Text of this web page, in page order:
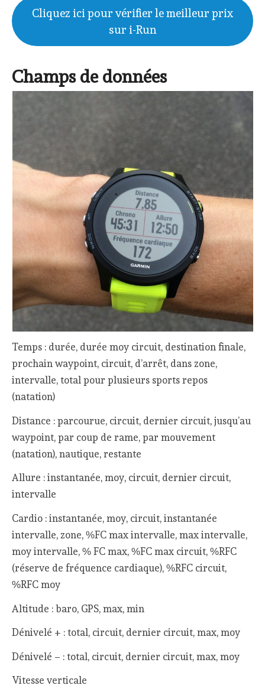
Cliquez ici pour vérifier le meilleur prix
sur i-Run
Champs de données
Temps : durée, durée moy circuit, destination finale,
prochain waypoint, circuit, d’arrêt, dans zone,
intervalle, total pour plusieurs sports repos
(natation)
Distance : parcourue, circuit, dernier circuit, jusqu’au
waypoint, par coup de rame, par mouvement
(natation), nautique, restante
Allure : instantanée, moy, circuit, dernier circuit,
intervalle
Cardio : instantanée, moy, circuit, instantanée
intervalle, zone, %FC max intervalle, max intervalle,
moy intervalle, % FC max, %FC max circuit, %RFC
(réserve de fréquence cardiaque), %RFC circuit,
%RFC moy
Altitude : baro, GPS, max, min
Dénivelé + : total, circuit, dernier circuit, max, moy
Dénivelé – : total, circuit, dernier circuit, max, moy
Vitesse verticale